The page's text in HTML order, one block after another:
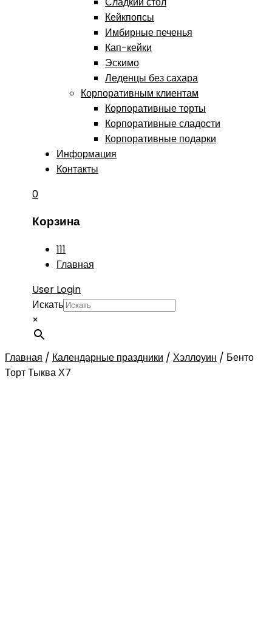
Кейкпопсы
Имбирные печенья
Кап-кейки
Эскимо
Леденцы без сахара
Корпоративным клиентам
Корпоративные торты
Корпоративные сладости
Корпоративные подарки
Информация
Контакты
0
Корзина
111
Главная
User Login
Искать
×
Главная / Календарные праздники / Хэллоуин / Бенто
Торт Тыква Х7